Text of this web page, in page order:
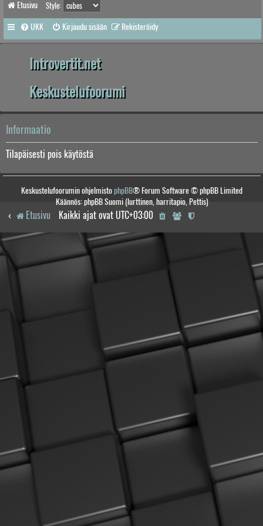
Etusivu Style:
UKK Kirjaudu sisään Rekisteröidy
Introvertit.net
Keskustelufoorumi
Informaatio
Tilapäisesti pois käytöstä
Keskustelufoorumin ohjelmistophpBB® Forum Software © phpBB Limited
Käännös: phpBB Suomi (lurttinen, harritapio, Pettis)
Etusivu Kaikki ajat ovat UTC+03:00